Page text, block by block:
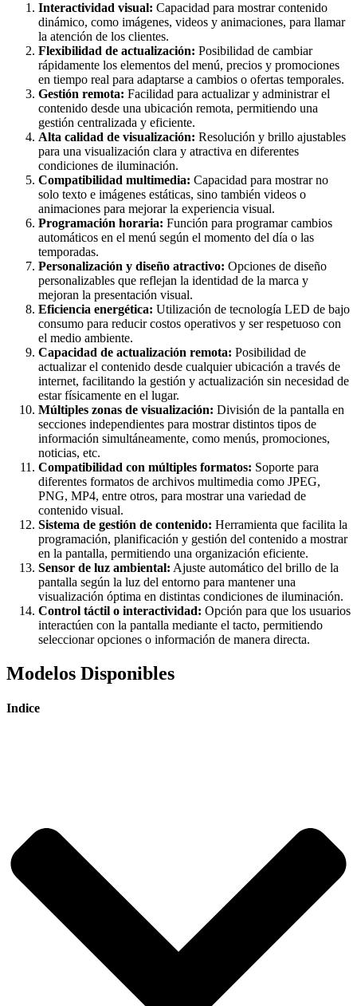
Interactividad visual: Capacidad para mostrar contenido
dinámico, como imágenes, videos y animaciones, para llamar
la atención de los clientes.
Flexibilidad de actualización: Posibilidad de cambiar
rápidamente los elementos del menú, precios y promociones
en tiempo real para adaptarse a cambios o ofertas temporales.
Gestión remota: Facilidad para actualizar y administrar el
contenido desde una ubicación remota, permitiendo una
gestión centralizada y eficiente.
Alta calidad de visualización: Resolución y brillo ajustables
para una visualización clara y atractiva en diferentes
condiciones de iluminación.
Compatibilidad multimedia: Capacidad para mostrar no
solo texto e imágenes estáticas, sino también videos o
animaciones para mejorar la experiencia visual.
Programación horaria: Función para programar cambios
automáticos en el menú según el momento del día o las
temporadas.
Personalización y diseño atractivo: Opciones de diseño
personalizables que reflejan la identidad de la marca y
mejoran la presentación visual.
Eficiencia energética: Utilización de tecnología LED de bajo
consumo para reducir costos operativos y ser respetuoso con
el medio ambiente.
Capacidad de actualización remota: Posibilidad de
actualizar el contenido desde cualquier ubicación a través de
internet, facilitando la gestión y actualización sin necesidad de
estar físicamente en el lugar.
Múltiples zonas de visualización: División de la pantalla en
secciones independientes para mostrar distintos tipos de
información simultáneamente, como menús, promociones,
noticias, etc.
Compatibilidad con múltiples formatos: Soporte para
diferentes formatos de archivos multimedia como JPEG,
PNG, MP4, entre otros, para mostrar una variedad de
contenido visual.
Sistema de gestión de contenido: Herramienta que facilita la
programación, planificación y gestión del contenido a mostrar
en la pantalla, permitiendo una organización eficiente.
Sensor de luz ambiental: Ajuste automático del brillo de la
pantalla según la luz del entorno para mantener una
visualización óptima en distintas condiciones de iluminación.
Control táctil o interactividad: Opción para que los usuarios
interactúen con la pantalla mediante el tacto, permitiendo
seleccionar opciones o información de manera directa.
Modelos Disponibles
Indice